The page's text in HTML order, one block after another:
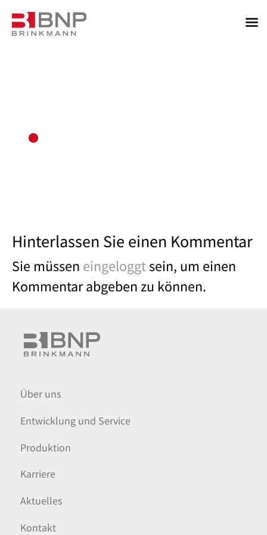
Hinterlassen Sie einen Kommentar
Sie müssen eingeloggtsein, um einen
Kommentar abgeben zu können.
Über uns
Entwicklung und Service
Produktion
Karriere
Aktuelles
Kontakt